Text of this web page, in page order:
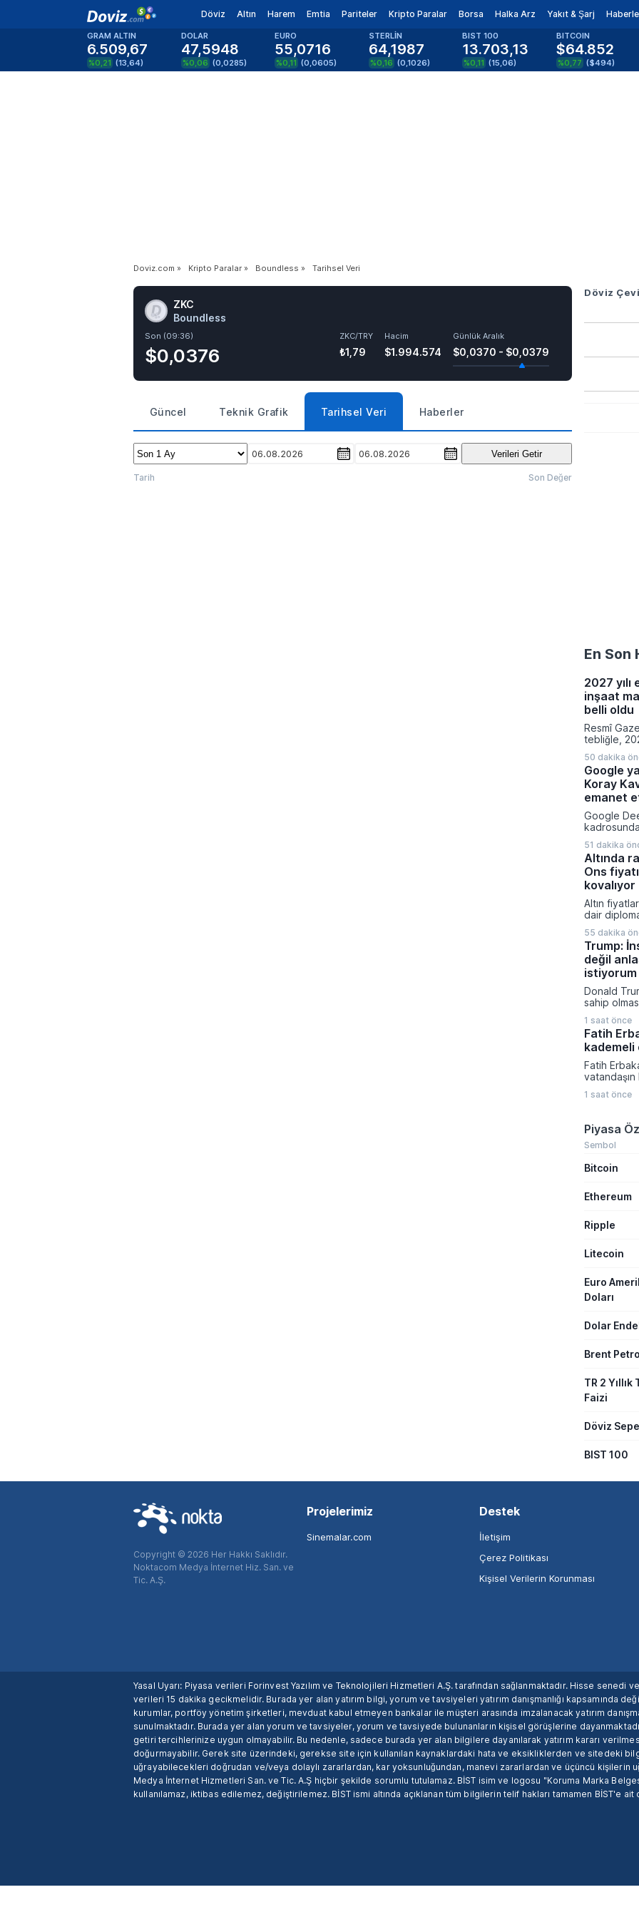
Döviz Altın Harem Emtia Pariteler Kripto Paralar Borsa Halka Arz Yakıt & Şarj
GRAM ALTIN
6.509,67
%0,21 (13,64)
DOLAR
47,5948
%0,06 (0,0285)
EURO
55,0716
%0,11 (0,0605)
STERLİN
64,1987
%0,16 (0,1026)
BIST 100
13.703,13
%0,11 (15,06)
BITCOIN
$64.852
%0,77 ($494)
Doviz.com » Kripto Paralar » Boundless » Tarihsel Veri
ZKC
Boundless
Son (09:36)
$0,0376
ZKC/TRY
₺1,79
Hacim
$1.994.574
Günlük Aralık
$0,0370 - $0,0379
Güncel Teknik Grafik Tarihsel Veri Haberler
06.08.2026 06.08.2026 Verileri Getir
Tarih Son Değer
Döviz
En Son
2027
inşaat
belli oldu
Resmî
tebliğle,
normal
belirlendi.
fabrikalara,
23 farklı
bedelleri
50 dakika
Google
Koray
emanet
Google
insanı
kıdemli
atadı.
Sundar
duyurulan
birlikte
geliştirme
51 dakika
Altında
Ons
kovalıyor
Altın
dair
yükselişini
taşıyarak
ulaştı. Spot
4.265
ederken
ABD'den
verilerine
55 dakika
Trump:
değil
istiyorum
Donald
sahip
yapmayı
Bölgedeki
yönelik
Başkanı,
saldırıları
üzerine
1 saat önce
Fatih
kademeli
Fatih
için
günlük
emeklilik
1 saat önce
Piyasa
Sembol
Bitcoin
Ethereum
Ripple
Litecoin
Euro
Doları
Dolar
Brent
TR 2 Yıllık
Faizi
Döviz
BIST 100
Copyright © 2026 Her Hakkı Saklıdır.
Noktacom Medya İnternet Hiz. San. ve
Tic. A.Ş.
Projelerimiz
Sinemalar.com
Destek
İletişim
Çerez Politikası
Kişisel Verilerin Korunması
Yasal Uyarı: Piyasa verileri Forinvest Yazılım ve Teknolojileri Hizmetleri A.Ş. tarafından sağlanmaktadır. Hisse senedi
verileri 15 dakika gecikmelidir. Burada yer alan yatırım bilgi, yorum ve tavsiyeleri yatırım danışmanlığı kapsamında
kurumlar, portföy yönetim şirketleri, mevduat kabul etmeyen bankalar ile müşteri arasında imzalanacak yatırım
sunulmaktadır. Burada yer alan yorum ve tavsiyeler, yorum ve tavsiyede bulunanların kişisel görüşlerine
getiri tercihlerinize uygun olmayabilir. Bu nedenle, sadece burada yer alan bilgilere dayanılarak yatırım kararı
doğurmayabilir. Gerek site üzerindeki, gerekse site için kullanılan kaynaklardaki hata ve eksikliklerden ve sitedeki
uğrayabilecekleri doğrudan ve/veya dolaylı zararlardan, kar yoksunluğundan, manevi zararlardan ve üçüncü kişilerin
Medya İnternet Hizmetleri San. ve Tic. A.Ş hiçbir şekilde sorumlu tutulamaz. BİST isim ve logosu "Koruma Marka
kullanılamaz, iktibas edilemez, değiştirilemez. BİST ismi altında açıklanan tüm bilgilerin telif hakları tamamen BİST'e ait